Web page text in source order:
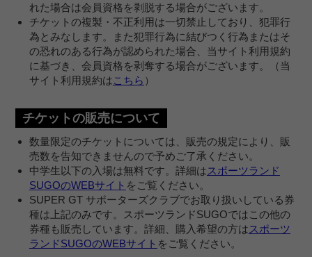
れた場合は会員資格を剥脱する場合がございます。
チケットの複製・不正利用は一切禁止しており、犯罪行
為とみなします。また犯罪行為に結びつく行為またはそ
の恐れのある行為が認められた場合、当サイト利用規約
に基づき、会員資格を剥奪する場合がございます。（当
サイト利用規約はこちら ）
チケットの販売について
数量限定のチケットについては、販売の規定により、販
売数を告知できませんので予めご了承ください。
中学生以下の入場は無料です。詳細はスポーツランド
SUGOのWEBサイト をご覧ください。
SUPER GT サポーターズクラブでお取り扱いしている券
種は上記のみです。スポーツランドSUGOではこの他の
券種も販売しています。詳細、購入希望の方はスポーツ
ランドSUGOのWEBサイト をご覧ください。